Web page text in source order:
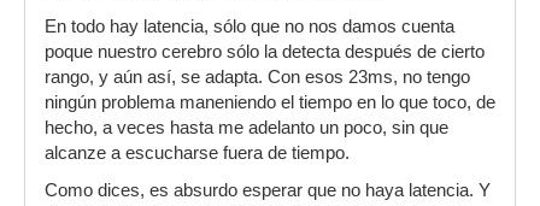
En todo hay latencia, sólo que no nos damos cuenta
poque nuestro cerebro sólo la detecta después de cierto
rango, y aún así, se adapta. Con esos 23ms, no tengo
ningún problema maneniendo el tiempo en lo que toco, de
hecho, a veces hasta me adelanto un poco, sin que
alcanze a escucharse fuera de tiempo.
Como dices, es absurdo esperar que no haya latencia. Y